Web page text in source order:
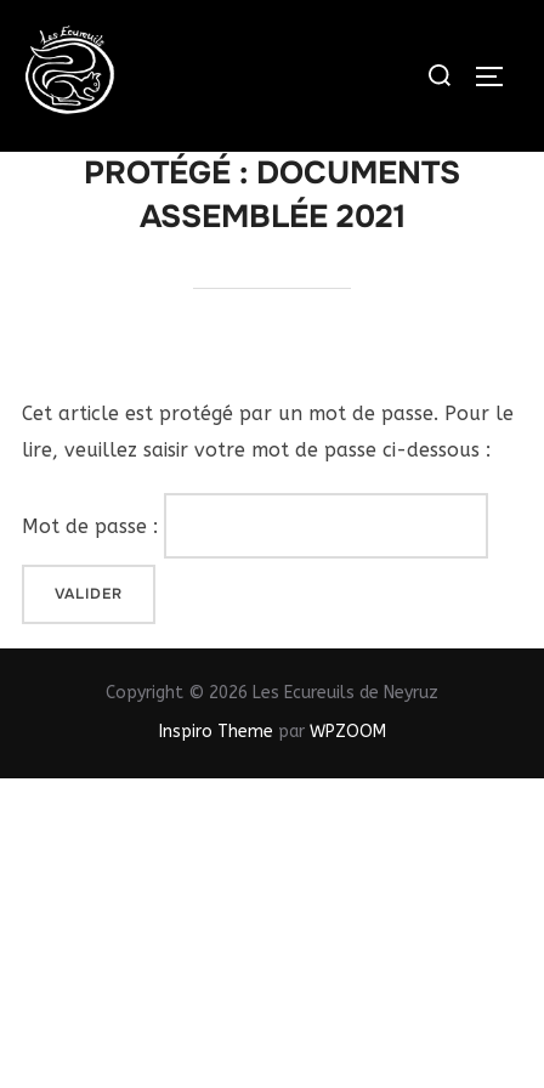
contenu
Rechercher :
PROTÉGÉ : DOCUMENTS
ASSEMBLÉE 2021
Cet article est protégé par un mot de passe. Pour le
lire, veuillez saisir votre mot de passe ci-dessous :
Mot de passe :
Copyright © 2026 Les Ecureuils de Neyruz
Inspiro Theme par WPZOOM